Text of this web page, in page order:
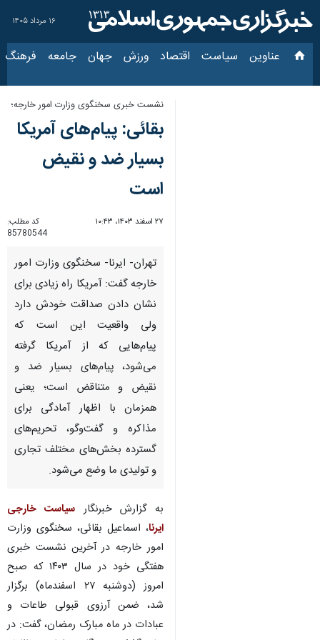
۱۶ مرداد ۱۴۰۵
عناوین‌ سیاست اقتصاد ورزش جهان جامعه فرهنگ
نشست خبری سخنگوی وزارت امور خارجه؛
بقائی: پیام‌های آمریکا
بسیار ضد و نقیض
است
۲۷ اسفند ۱۴۰۳، ۱۰:۴۳
کد مطلب:
85780544
تهران- ایرنا- سخنگوی وزارت امور
خارجه گفت: آمریکا راه زیادی برای
نشان دادن صداقت خودش دارد
ولی واقعیت این است که
پیام‌هایی که از آمریکا گرفته
می‌شود، پیام‌های بسیار ضد و
نقیض و متناقض است؛ یعنی
همزمان با اظهار آمادگی برای
مذاکره و گفت‌وگو، تحریم‌های
گسترده بخش‌های مختلف تجاری
و تولیدی ما وضع می‌شود.
به گزارش خبرنگارسیاست خارجی
ایرنا، اسماعیل بقائی، سخنگوی وزارت
امور خارجه در آخرین نشست خبری
هفتگی خود در سال ۱۴۰۳ که صبح
امروز (دوشنبه ۲۷ اسفندماه) برگزار
شد، ضمن آرزوی قبولی طاعات و
عبادات در ماه مبارک رمضان، گفت: در